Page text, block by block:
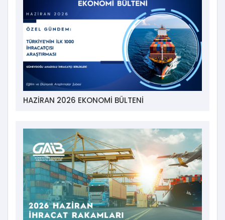
HAZİRAN 2026 EKONOMİ BÜLTENİ